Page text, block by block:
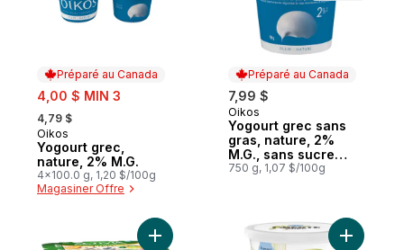
Préparé au Canada
sale:
4,00 $ MIN 3
, formerly:
4,79 $
Préparé au Canada
Oikos
Yogourt grec,
nature, 2% M.G.
4x100.0 g, 1,20 $/100g
Magasiner Offre
Préparé au Canada
7,99 $
Préparé au Canada
Oikos
Yogourt grec sans
gras, nature, 2%
M.G., sans sucre
ajouté
750 g, 1,07 $/100g
Ajouter Yogourt probiotique source de
Ajouter